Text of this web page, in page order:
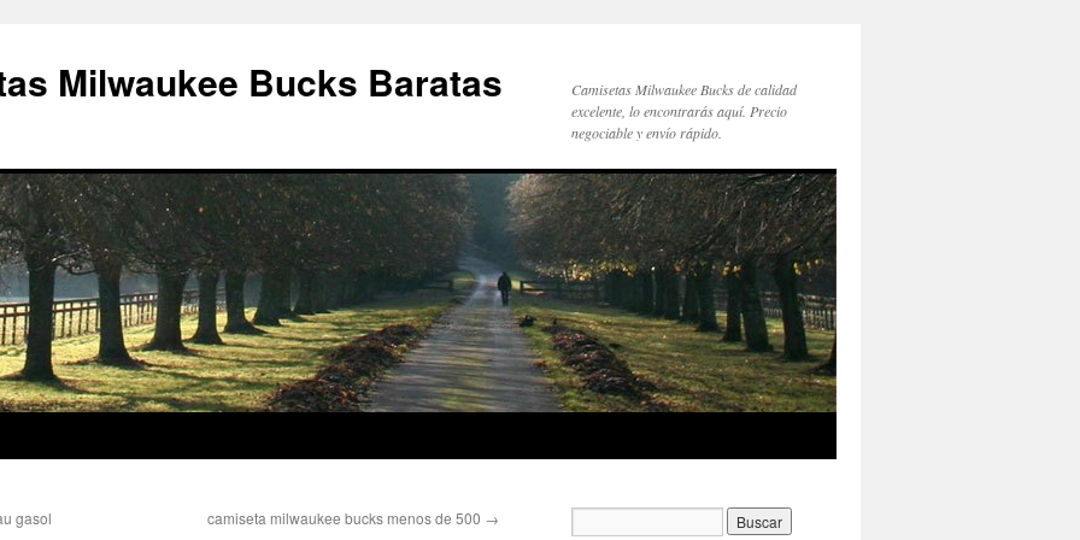
Milwaukee Bucks Baratas
Camisetas Milwaukee Bucks de calidad
excelente, lo encontrarás aquí. Precio
negociable y envío rápido.
gasol camiseta milwaukee bucks menos de 500 →